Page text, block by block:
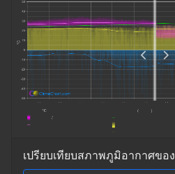
เปรียบเทียบสภาพภูมิอากาศขอ